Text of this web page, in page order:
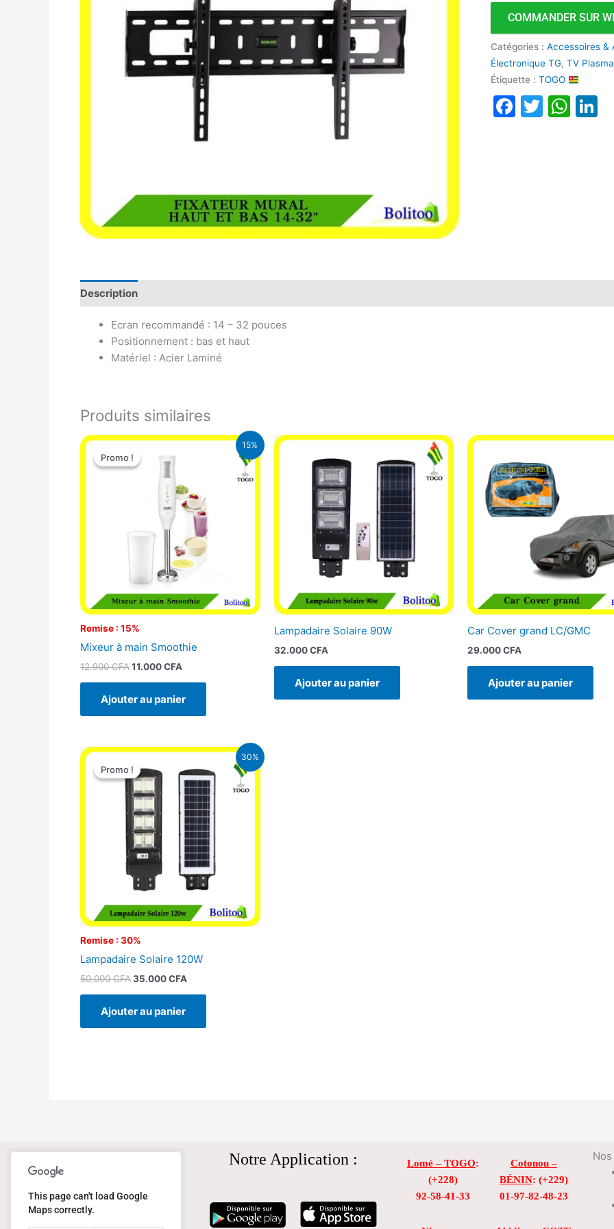
COMMANDER SUR
Catégories :Accessoires &
Électronique TG,TV
Étiquette :TOGO
Facebook
Twitter
Description
Ecran recommandé : 14 – 32 pouces
Positionnement : bas et haut
Matériel : Acier Laminé
Produits similaires
15%
Promo !
Remise : 15%
Promo !
Mixeur à main Smoothie
12.900CFA
Le
initial
12.900 CFA.
11.000CFA
Le
11.000 CFA.
Ajouter au panier
Lampadaire Solaire 90W
32.000CFA
Ajouter au panier
Car Cover grand LC/GMC
29.000CFA
Ajouter au panier
30%
Promo !
Remise : 30%
Promo !
Lampadaire Solaire 120W
50.000CFA
Le
initial
était :
50.000 CFA.
35.000CFA
Le
actuel
est :
35.000 CFA.
Ajouter au panier
This page can't load Google
Maps correctly.
Notre Application : Lomé – TOGO:
(+228)
92-58-41-33
Cotonou –
BÉNIN: (+229)
01-97-82-48-23